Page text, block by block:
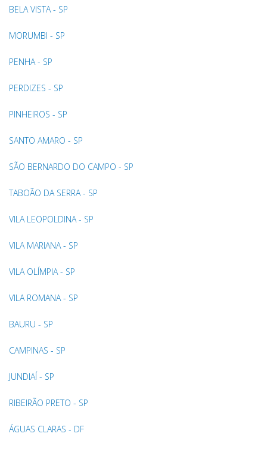
BELA VISTA - SP
MORUMBI - SP
PENHA - SP
PERDIZES - SP
PINHEIROS - SP
SANTO AMARO - SP
SÃO BERNARDO DO CAMPO - SP
TABOÃO DA SERRA - SP
VILA LEOPOLDINA - SP
VILA MARIANA - SP
VILA OLÍMPIA - SP
VILA ROMANA - SP
BAURU - SP
CAMPINAS - SP
JUNDIAÍ - SP
RIBEIRÃO PRETO - SP
ÁGUAS CLARAS - DF